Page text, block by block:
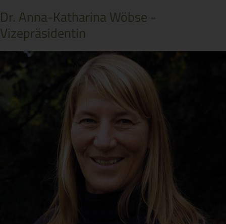
Dr. Anna-Katharina Wöbse -
Vizepräsidentin